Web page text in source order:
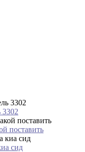
3302
поставить
сид